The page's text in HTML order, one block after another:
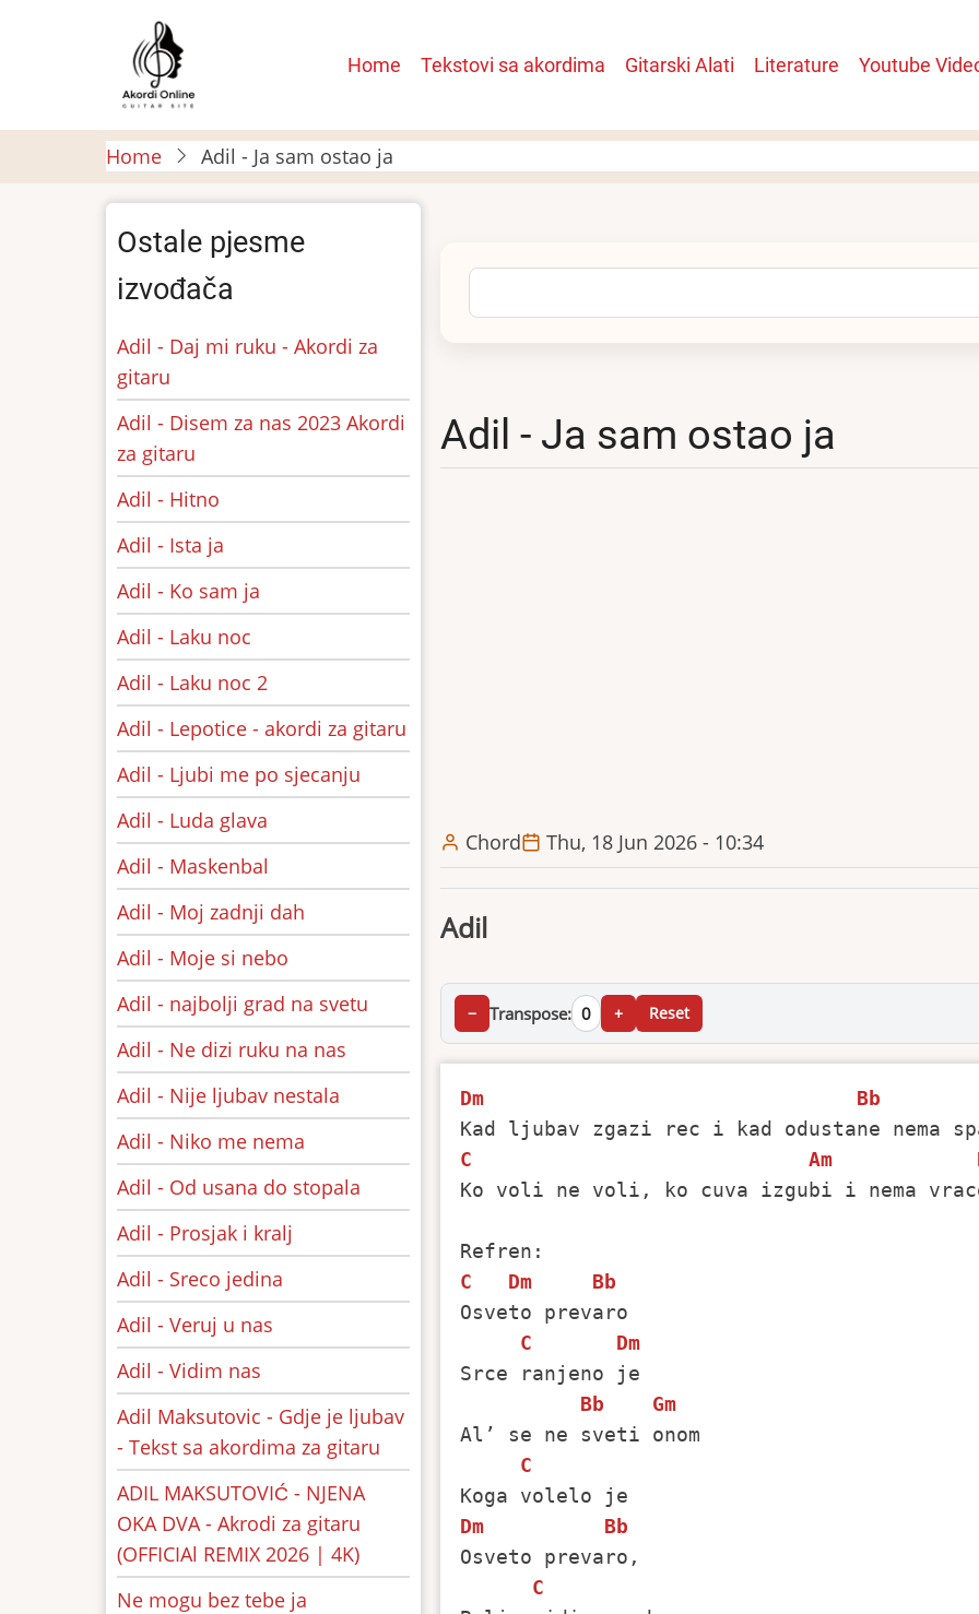
Main
Home Tekstovi sa akordima Gitarski Alati Literature Youtube
Home Adil - Ja sam ostao ja
Adil - Ja sam ostao ja
Chord Thu, 18 Jun 2026 - 10:34
Adil
− Transpose: 0 + Reset
Dm Bb
C Am
Ko voli ne voli, ko cuva izgubi i nema
C
Dm
Bb
Osveto prevaro
C
Dm
Srce ranjeno je
Bb
Gm
Al’ se ne sveti onom
C
Dm
Bb
Osveto prevaro,
C
Ostale pjesme
izvođača
Adil - Daj mi ruku - Akordi za
gitaru
Adil - Disem za nas 2023 Akordi
za gitaru
Adil - Hitno
Adil - Ista ja
Adil - Ko sam ja
Adil - Laku noc
Adil - Laku noc 2
Adil - Lepotice - akordi za gitaru
Adil - Ljubi me po sjecanju
Adil - Luda glava
Adil - Maskenbal
Adil - Moj zadnji dah
Adil - Moje si nebo
Adil - najbolji grad na svetu
Adil - Ne dizi ruku na nas
Adil - Nije ljubav nestala
Adil - Niko me nema
Adil - Od usana do stopala
Adil - Prosjak i kralj
Adil - Sreco jedina
Adil - Veruj u nas
Adil - Vidim nas
Adil Maksutovic - Gdje je ljubav
- Tekst sa akordima za gitaru
ADIL MAKSUTOVIĆ - NJENA
OKA DVA - Akrodi za gitaru
(OFFICIAl REMIX 2026 | 4K)
Ne mogu bez tebe ja